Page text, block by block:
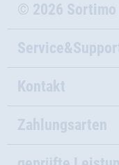
© 2026 Sortimo
Kontakt
Zahlungsarten